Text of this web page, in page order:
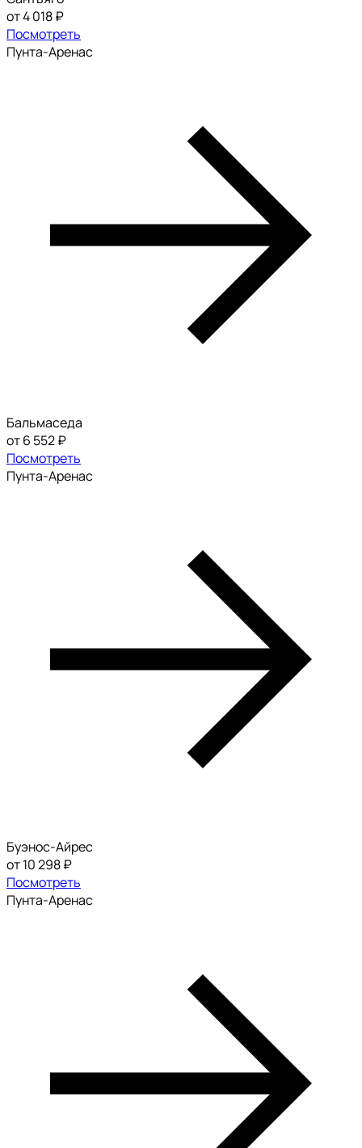
от 4 018 ₽
Посмотреть
Пунта-Аренас
Бальмаседа
от 6 552 ₽
Посмотреть
Пунта-Аренас
Буэнос-Айрес
от 10 298 ₽
Посмотреть
Пунта-Аренас